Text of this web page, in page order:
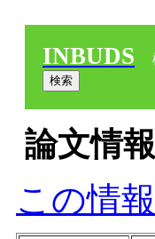
INBUDS
論文情報
この情